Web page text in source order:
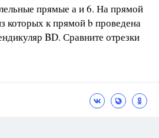
прямые а и 6. На прямой
которых к прямой b проведена
BD. Сравните отрезки